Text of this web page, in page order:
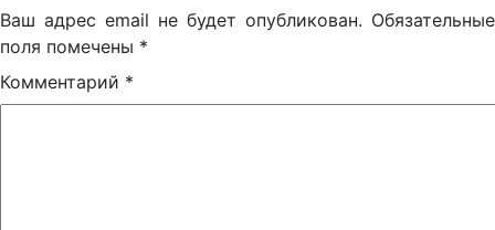
Ваш адрес email не будет опубликован. Обязательные
поля помечены *
Комментарий *